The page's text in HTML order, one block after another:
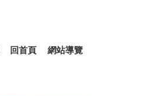
回首頁 網站導覽